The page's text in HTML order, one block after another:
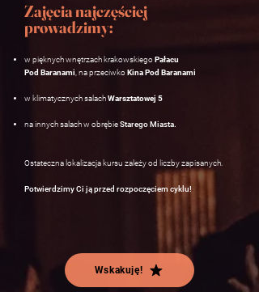
Zajęcia najczęściej
prowadzimy:
w pięknych wnętrzach krakowskiegoPałacu
Pod Baranami na przeciwkoKina Pod Baranami
w klimatycznych salachWarsztatowej 5
na innych salach w obrębieStarego Miasta.
Ostateczna lokalizacja kursu zależy od liczby zapisanych.
Potwierdzimy Ci ją przed rozpoczęciem cyklu!
Wskakuję!